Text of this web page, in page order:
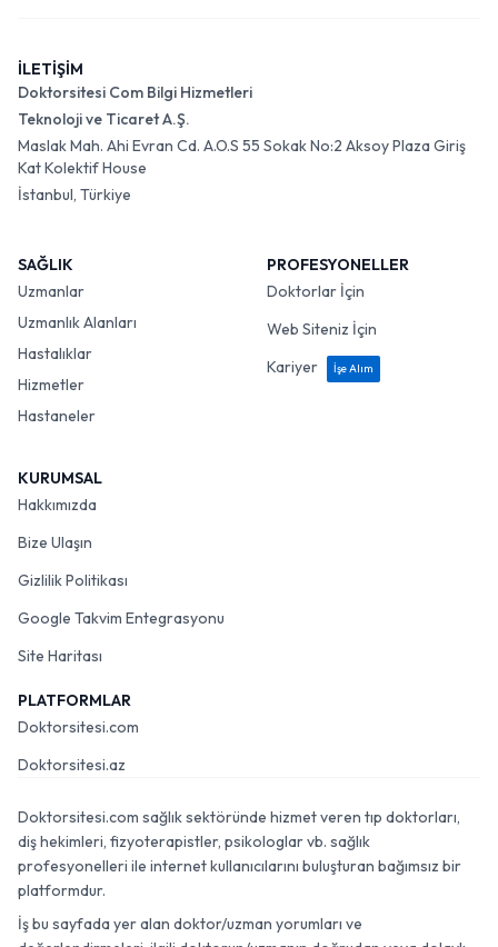
İLETİŞİM
Doktorsitesi Com Bilgi Hizmetleri
Teknoloji ve Ticaret A.Ş.
Maslak Mah. Ahi Evran Cd. A.O.S 55 Sokak No:2 Aksoy Plaza Giriş
Kat Kolektif House
İstanbul, Türkiye
SAĞLIK
Uzmanlar
Uzmanlık Alanları
Hastalıklar
Hizmetler
Hastaneler
PROFESYONELLER
Doktorlar İçin
Web Siteniz İçin
Kariyer
İşe Alım
KURUMSAL
Hakkımızda
Bize Ulaşın
Gizlilik Politikası
Google Takvim Entegrasyonu
Site Haritası
PLATFORMLAR
Doktorsitesi.com
Doktorsitesi.az
Doktorsitesi.com sağlık sektöründe hizmet veren tıp doktorları,
diş hekimleri, fizyoterapistler, psikologlar vb. sağlık
profesyonelleri ile internet kullanıcılarını buluşturan bağımsız bir
platformdur.
İş bu sayfada yer alan doktor/uzman yorumları ve